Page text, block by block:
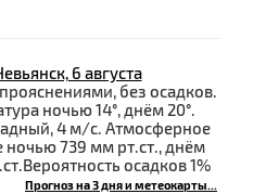
6 августа
без осадков.
ночью 14°, днём 20°.
4 м/с. Атмосферное
ночью 739 мм рт.ст., днём
осадков 1%
Прогноз на 3 дня и метеокарты...